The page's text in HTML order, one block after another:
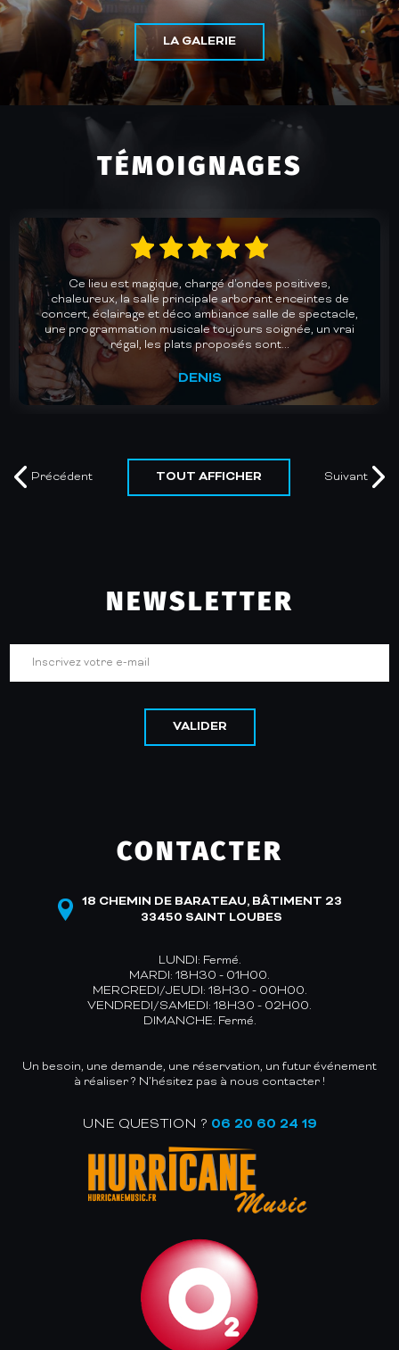
LA GALERIE
TÉMOIGNAGES
Un accueil chaleureux et une cuisine au top dans une
des plus belles salles de concerts de Gironde. Des lives
avec des groupes de qualité pour des soirées dansantes
mémorables. Un plaisir chaque fois renouvelé. Je
recommande vivement.
MURIEL
Précédent TOUT AFFICHER Suivant
NEWSLETTER
VALIDER
CONTACTER
18 CHEMIN DE BARATEAU, BÂTIMENT 23
33450 SAINT LOUBES
LUNDI: Fermé.
MARDI: 18H30 - 01H00.
MERCREDI/JEUDI: 18H30 - 00H00.
VENDREDI/SAMEDI: 18H30 - 02H00.
DIMANCHE: Fermé.
Un besoin, une demande, une réservation, un futur événement
à réaliser ? N’hésitez pas à nous contacter !
UNE QUESTION ? 06 20 60 24 19